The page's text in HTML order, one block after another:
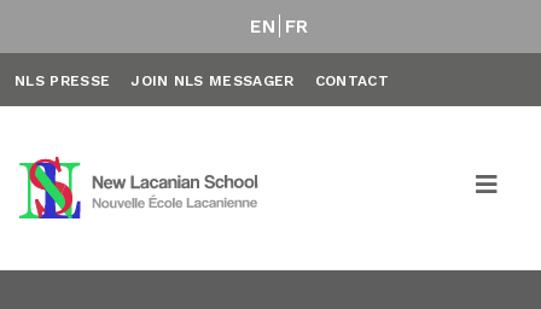
EN FR
NLS PRESSE JOIN NLS MESSAGER CONTACT